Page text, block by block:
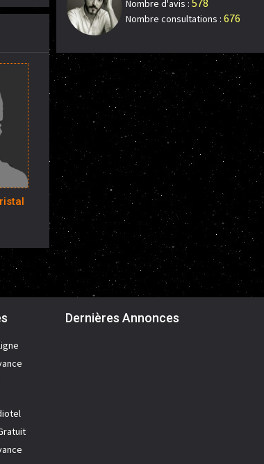
Nombre d'avis : 578
Nombre consultations : 676
Dernières Annonces